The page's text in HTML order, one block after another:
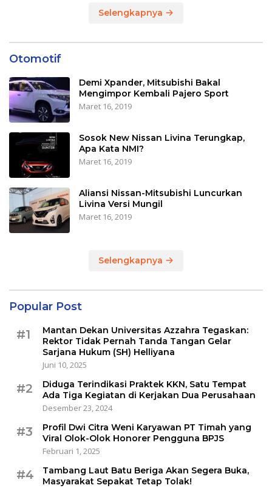
Selengkapnya
Otomotif
Demi Xpander, Mitsubishi Bakal
Mengimpor Kembali Pajero Sport
Maret 16, 2019
Sosok New Nissan Livina Terungkap,
Apa Kata NMI?
Maret 16, 2019
Aliansi Nissan-Mitsubishi Luncurkan
Livina Versi Mungil
Maret 16, 2019
Selengkapnya
Popular Post
#1
Mantan Dekan Universitas Azzahra Tegaskan:
Rektor Tidak Pernah Tanda Tangan Gelar
Sarjana Hukum (SH) Helliyana
Juni 10, 2025
#2
Diduga Terindikasi Praktek KKN, Satu Tempat
Ada Tiga Kegiatan di Kerjakan Dua Perusahaan
Desember 23, 2024
#3
Profil Dwi Citra Weni Karyawan PT Timah yang
Viral Olok-Olok Honorer Pengguna BPJS
Februari 1, 2025
#4
Tambang Laut Batu Beriga Akan Segera Buka,
Masyarakat Sepakat Tetap Tolak!